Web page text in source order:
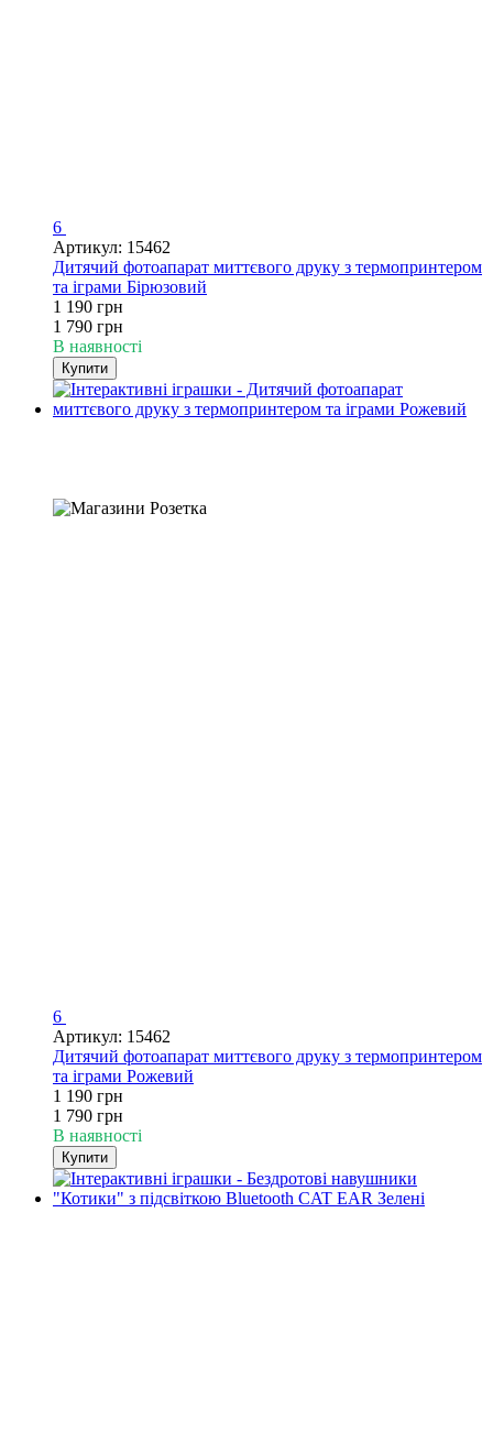
6
Артикул: 15462
Дитячий фотоапарат миттєвого друку з термопринтером
та іграми Бірюзовий
1 190 грн
1 790 грн
В наявності
Купити
6
Артикул: 15462
Дитячий фотоапарат миттєвого друку з термопринтером
та іграми Рожевий
1 190 грн
1 790 грн
В наявності
Купити